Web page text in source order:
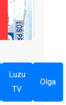
Luzu
TV
Olga